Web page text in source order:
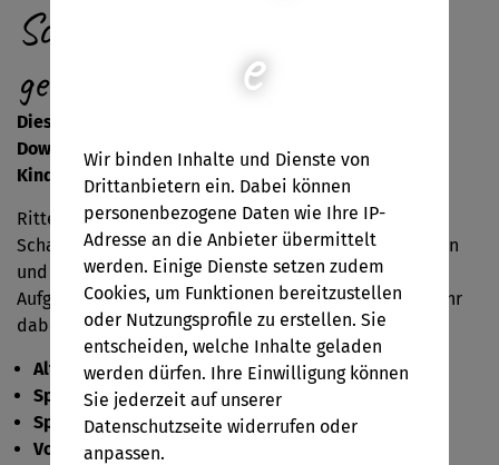
Schatzsuche: Tapfere Ritter
gesucht
Diese Schatzsuche für Kinder von 4 bis 7 Jahren zum
Downloaden und Ausdrucken für den nächsten
Kindergeburtstag!
Ritter, aufgepasst! König Niegenug ist mal wieder auf
Schatzsuche und braucht eure Hilfe! Nur die mutigsten
und stärksten Ritter schaffen es, die schwierigen acht
Aufgaben zu erfüllen und den Schatz zu finden. Seid ihr
dabei?
Altersgruppe: 4-7 Jahre
Spieleranzahl:2-10 Kinder
Spieldauer:ca. 90 Minuten
Vorbereitungszeit
e
Wir binden Inhalte und Dienste von
Drittanbietern ein. Dabei können
personenbezogene Daten wie Ihre IP-
Adresse an die Anbieter übermittelt
werden. Einige Dienste setzen zudem
Cookies, um Funktionen bereitzustellen
oder Nutzungsprofile zu erstellen. Sie
entscheiden, welche Inhalte geladen
werden dürfen. Ihre Einwilligung können
Sie jederzeit auf unserer
Datenschutzseite widerrufen oder
anpassen.